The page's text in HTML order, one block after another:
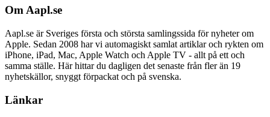
Om Aapl.se
Aapl.se är Sveriges första och största samlingssida för nyheter om
Apple. Sedan 2008 har vi automagiskt samlat artiklar och rykten om
iPhone, iPad, Mac, Apple Watch och Apple TV - allt på ett och
samma ställe. Här hittar du dagligen det senaste från fler än 19
nyhetskällor, snyggt förpackat och på svenska.
Länkar